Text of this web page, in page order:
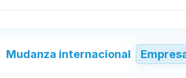
Mudanza internacional